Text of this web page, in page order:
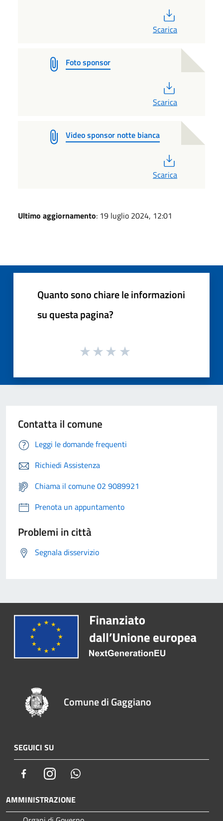
Scarica
Foto sponsor
Scarica
Video sponsor notte bianca
Scarica
Ultimo aggiornamento: 19 luglio 2024, 12:01
Quanto sono chiare le informazioni
su questa pagina?
Contatta il comune
Leggi le domande frequenti
Richiedi Assistenza
Chiama il comune 02 9089921
Prenota un appuntamento
Problemi in città
Segnala disservizio
Comune di Gaggiano
SEGUICI SU
FacebookInstagram
AMMINISTRAZIONE